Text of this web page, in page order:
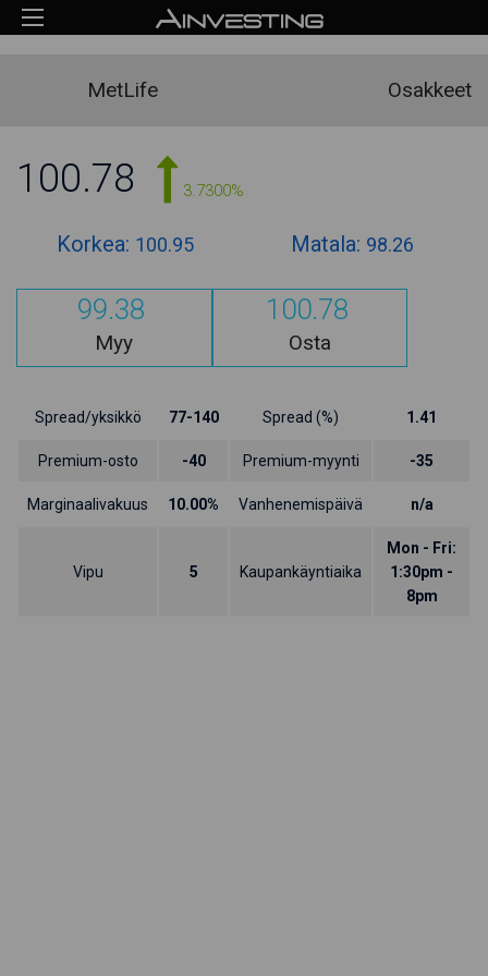
MetLife Osakkeet
100.78 3.7300%
Korkea: 100.95 Matala: 98.26
99.38
Myy
100.78
Osta
Spread/yksikkö 77-140 Spread (%) 1.41
Premium-osto -40 Premium-myynti -35
Marginaalivakuus 10.00% Vanhenemispäivä n/a
Vipu 5 Kaupankäyntiaika
Mon - Fri:
1:30pm -
8pm